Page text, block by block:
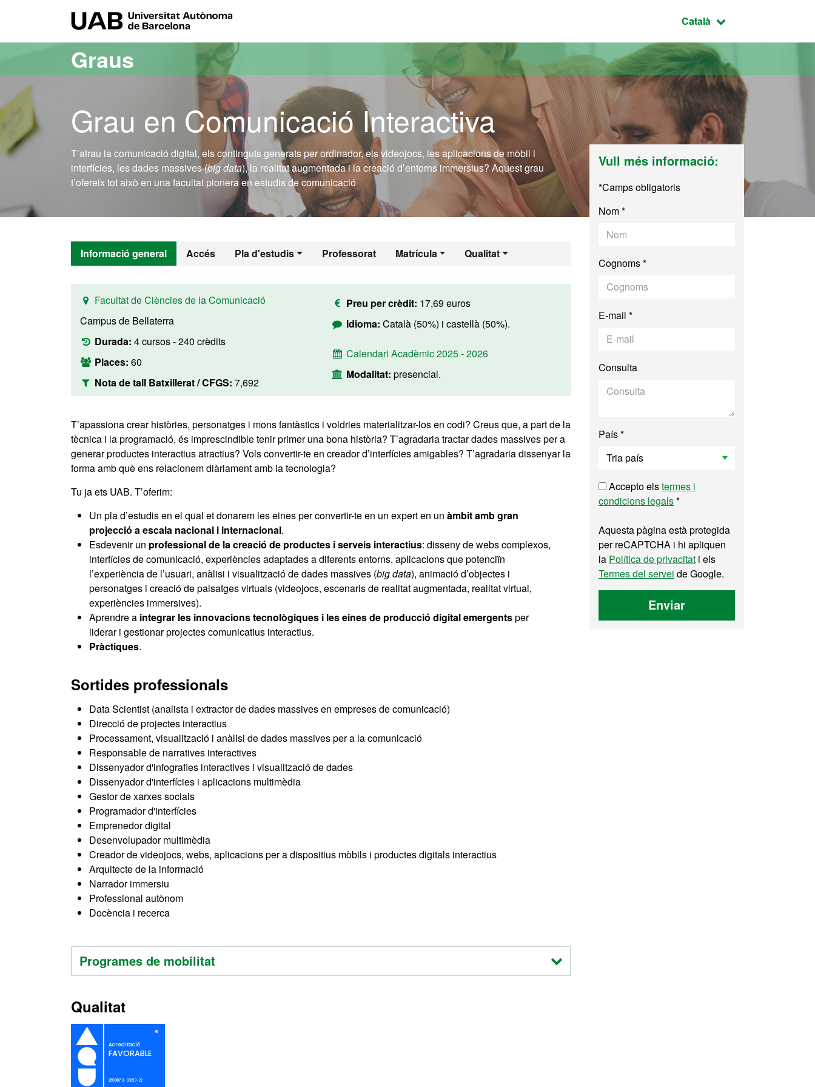
Idioma seleccionat:
Català
Graus
Grau en Comunicació Interactiva
T’atrau la comunicació digital, els continguts generats per ordinador, els videojocs, les aplicacions de mòbil i
interfícies, les dades massives (big data), la realitat augmentada i la creació d’entorns immersius? Aquest grau
t’ofereix tot això en una facultat pionera en estudis de comunicació
Informació general Accés Pla d'estudis Professorat Matrícula Qualitat
Facultat de Ciències de la Comunicació
Campus de Bellaterra
Durada:
4 cursos - 240 crèdits
Places: 60
Nota de tall Batxillerat / CFGS: 7,692
Preu per crèdit: 17,69 euros
Idioma: Català (50%) i castellà (50%).
Calendari Acadèmic 2025 - 2026
Modalitat: presencial.
T’apassiona crear històries, personatges i mons fantàstics i voldries materialitzar-los en codi? Creus que, a part de la
tècnica i la programació, és imprescindible tenir primer una bona història? T’agradaria tractar dades massives per a
generar productes interactius atractius? Vols convertir-te en creador d’interfícies amigables? T’agradaria dissenyar la
forma amb què ens relacionem diàriament amb la tecnologia?
Tu ja ets UAB. T’oferim:
Un pla d’estudis en el qual et donarem les eines per convertir-te en un expert en un àmbit amb gran
projecció a escala nacional i internacional.
Esdevenir un professional de la creació de productes i serveis interactius: disseny de webs complexos,
interfícies de comunicació, experiències adaptades a diferents entorns, aplicacions que potenciïn
l’experiència de l’usuari, anàlisi i visualització de dades massives (big data), animació d’objectes i
personatges i creació de paisatges virtuals (videojocs, escenaris de realitat augmentada, realitat virtual,
experiències immersives).
Aprendre a integrar les innovacions tecnològiques i les eines de producció digitalemergentsper
liderar i gestionar projectes comunicatius interactius.
Pràctiques.
Sortides professionals
Data Scientist (analista i extractor de dades massives en empreses de comunicació)
Direcció de projectes interactius
Processament, visualització i anàlisi de dades massives per a la comunicació
Responsable de narratives interactives
Dissenyador d'infografies interactives i visualització de dades
Dissenyador d'interfícies i aplicacions multimèdia
Gestor de xarxes socials
Programador d'interfícies
Emprenedor digital
Desenvolupador multimèdia
Creador de videojocs, webs, aplicacions per a dispositius mòbils i productes digitals interactius
Arquitecte de la informació
Narrador immersiu
Professional autònom
Docència i recerca
Programes de mobilitat
Qualitat
Vull més informació:
*Camps obligatoris
Nom *
Cognoms *
E-mail *
Consulta
País *
Accepto elstermes i
condicions legals*
Aquesta pàgina està protegida
per reCAPTCHA i hi apliquen
la Política de privacitat i els
Termes del servei de Google.
Enviar